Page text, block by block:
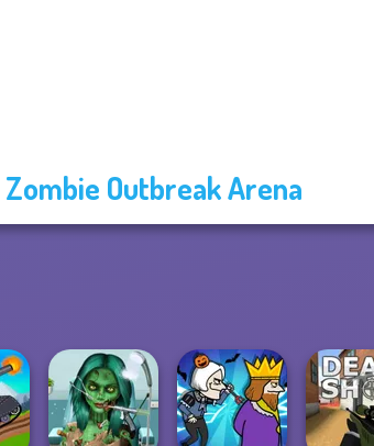
Zombie Outbreak Arena